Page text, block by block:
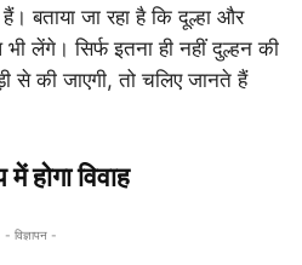
बताया जा रहा है कि दूल्हा और
लेंगे। सिर्फ इतना ही नहीं दुल्हन की
से की जाएगी, तो चलिए जानते हैं
होगा विवाह
- विज्ञापन -